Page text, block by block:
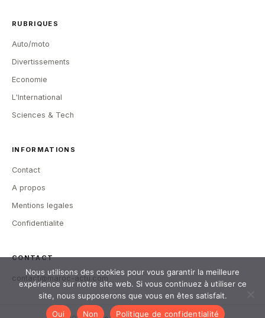
RUBRIQUES
Auto/moto
Divertissements
Economie
L'International
Sciences & Tech
INFORMATIONS
Contact
A propos
Mentions legales
Confidentialite
CONTACT
contact@maroc-actu.com
Nous utilisons des cookies pour vous garantir la meilleure
expérience sur notre site web. Si vous continuez à utiliser ce
site, nous supposerons que vous en êtes satisfait.
Oui
Non Politique de confidentialité